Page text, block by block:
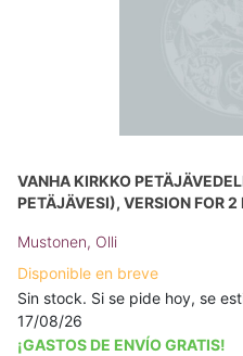
VANHA KIRKKO
PETÄJÄVESI), VERSION FOR
Mustonen, Olli
Disponible en breve
Sin stock. Si se pide hoy, se
17/08/26
¡GASTOS DE ENVÍO GRATIS!